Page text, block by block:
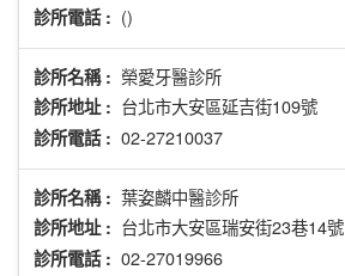
診所電話 : ()
診所名稱 : 榮愛牙醫診所
診所地址 : 台北市大安區延吉街109號
診所電話 : 02-27210037
診所名稱 : 葉姿麟中醫診所
診所地址 : 台北市大安區瑞安街23巷14號
診所電話 : 02-27019966